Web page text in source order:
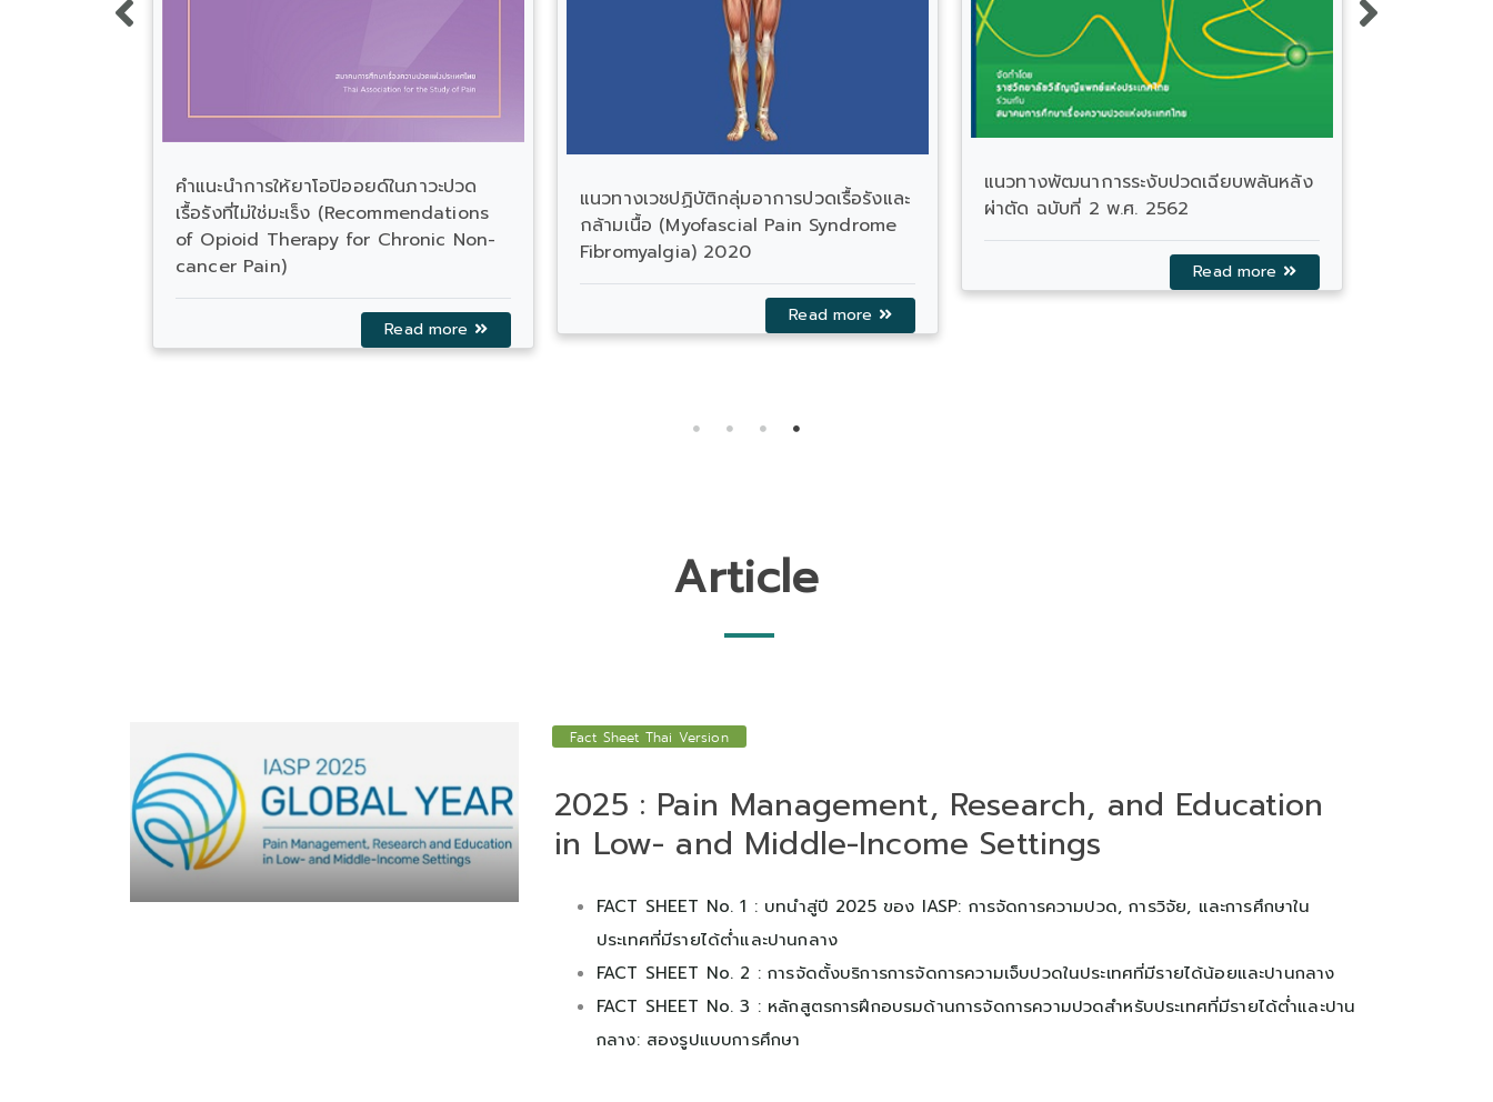
IASP 2026 World Congress on Pain :
26 - 30 October 2026
10th ASEAPS 2025 From Pain to
Empowerment : 2 - 4 May 2025
Read more
Clinical Guidance for Pediatric Acute
Article
Fact Sheet Thai Version
2025 : Pain Management, Research, and Education
in Low- and Middle-Income Settings
FACT SHEET No. 1 : บทนําสู่ปี 2025 ของ IASP: การจัดการความปวด, การวิจัย, และการศึกษาใน
ประเทศที่มีรายได้ตํ่าและปานกลาง
FACT SHEET No. 2 : การจัดตั้งบริการการจัดการความเจ็บปวดในประเทศที่มีรายได้น้อยและปานกลาง
FACT SHEET No. 3 : หลักสูตรการฝึกอบรมด้านการจัดการความปวดสำหรับประเทศที่มีรายได้ต่ำและปาน
กลาง: สองรูปแบบการศึกษา